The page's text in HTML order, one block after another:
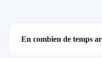
En combien de temps